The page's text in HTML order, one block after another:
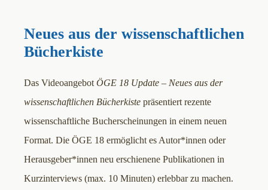
Neues aus der wissenschaftlichen
Bücherkiste
Das Videoangebot ÖGE 18 Update – Neues aus der
wissenschaftlichen Bücherkiste präsentiert rezente
wissenschaftliche Bucherscheinungen in einem neuen
Format. Die ÖGE 18 ermöglicht es Autor*innen oder
Herausgeber*innen neu erschienene Publikationen in
Kurzinterviews (max. 10 Minuten) erlebbar zu machen.